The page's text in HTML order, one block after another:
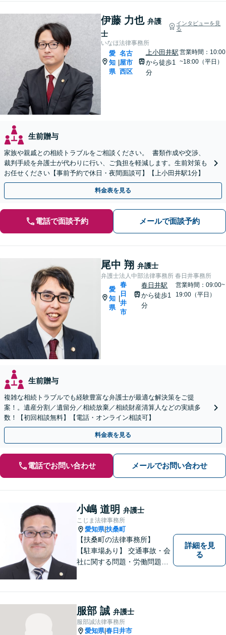
伊藤 力也 弁護
士
インタビューを見
る
いなほ法律事務所
愛
知
県
名古
屋市
西区
上小田井駅
から徒歩1
分
営業時間：10:00
~18:00（平日）
生前贈与
家族や親戚との相続トラブルをご相談ください。 書類作成や交渉、
裁判手続を弁護士が代わりに行い、ご負担を軽減します。生前対策も
お任せください【事前予約で休日・夜間面談可】【上小田井駅1分】
料金表を見る
電話で面談予約 メールで面談予約
尾中 翔 弁護士
弁護士法人中部法律事務所 春日井事務所
愛
知
県
春
日
井
市
春日井駅
から徒歩1
分
営業時間：09:00~
19:00（平日）
生前贈与
複雑な相続トラブルでも経験豊富な弁護士が最適な解決策をご提
案！。遺産分割／遺留分／相続放棄／相続財産清算人などの実績多
数！【初回相談無料】【電話・オンライン相談可】
料金表を見る
電話でお問い合わせ メールでお問い合わせ
小嶋 道明 弁護士
こじま法律事務所
愛知県|扶桑町
【扶桑町の法律事務所】
【駐車場あり】 交通事故・会
社に関する問題・労働問題・
詳細を見
る
服部 誠 弁護士
服部誠法律事務所
愛知県|春日井市